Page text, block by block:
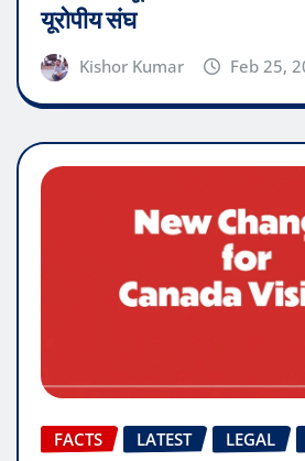
यूरोपीय संघ
Kishor Kumar Feb 25,
FACTS LATEST LEGAL